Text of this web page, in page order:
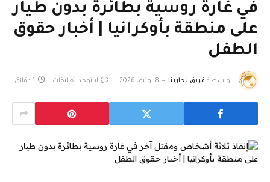
في غارة روسية بطائرة بدون طيار
على منطقة بأوكرانيا | أخبار حقوق
الطفل
بواسطة فريق تجاربنا 8 يونيو، 2026 لا توجد تعليقات 1 دقائق